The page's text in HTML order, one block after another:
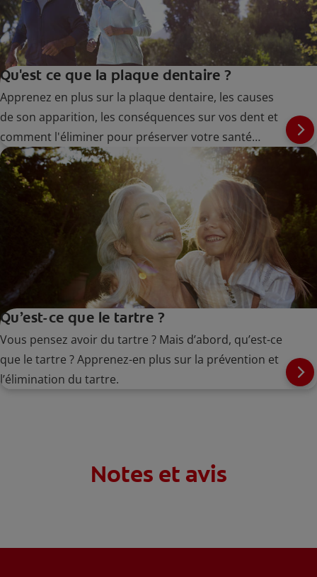
Qu'est ce que la plaque dentaire ?
Apprenez en plus sur la plaque dentaire, les causes
de son apparition, les conséquences sur vos dent et
comment l'éliminer pour préserver votre santé
bucco-dentaire
Qu’est-ce que le tartre ?
Vous pensez avoir du tartre ? Mais d’abord, qu’est-ce
que le tartre ? Apprenez-en plus sur la prévention et
l’élimination du tartre.
Notes et avis